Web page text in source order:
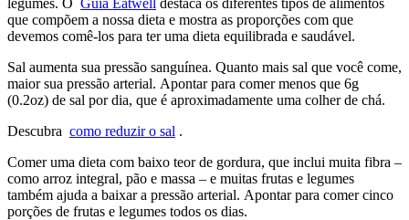
que compõem a nossa dieta e mostra as proporções com que
devemos comê-los para ter uma dieta equilibrada e saudável.
Sal aumenta sua pressão sanguínea. Quanto mais sal que você come,
maior sua pressão arterial. Apontar para comer menos que 6g
(0.2oz) de sal por dia, que é aproximadamente uma colher de chá.
Descubra como reduzir o sal .
Comer uma dieta com baixo teor de gordura, que inclui muita fibra –
como arroz integral, pão e massa – e muitas frutas e legumes
também ajuda a baixar a pressão arterial. Apontar para comer cinco
porções de frutas e legumes todos os dias.